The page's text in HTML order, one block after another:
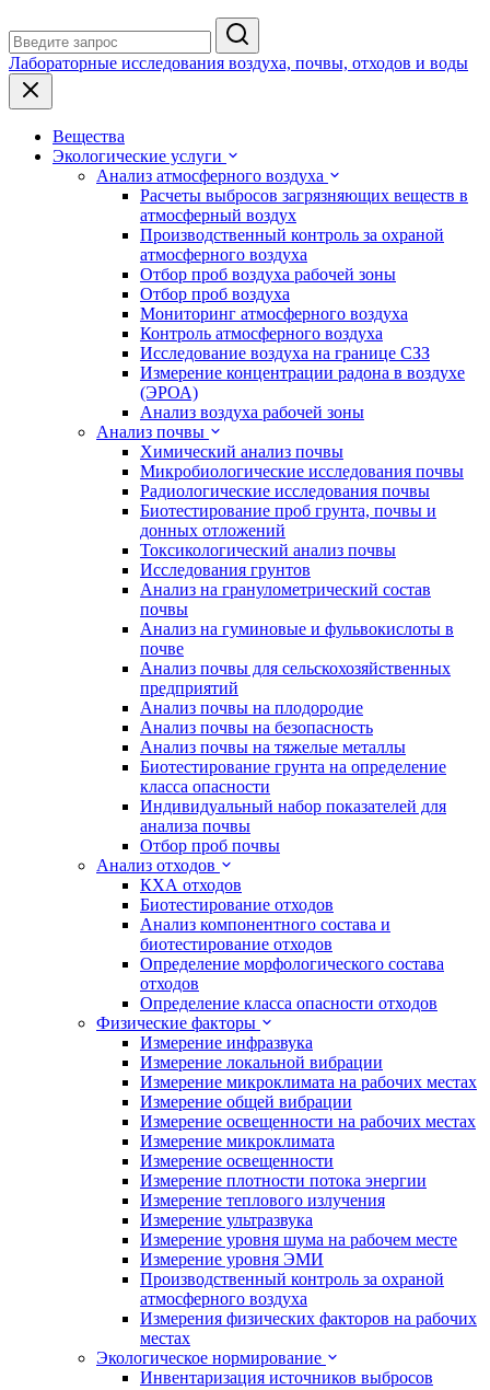
Лабораторные исследования воздуха, почвы, отходов и воды
Вещества
Экологические услуги
Анализ атмосферного воздуха
Расчеты выбросов загрязняющих веществ в
атмосферный воздух
Производственный контроль за охраной
атмосферного воздуха
Отбор проб воздуха рабочей зоны
Отбор проб воздуха
Мониторинг атмосферного воздуха
Контроль атмосферного воздуха
Исследование воздуха на границе СЗЗ
Измерение концентрации радона в воздухе
(ЭРОА)
Анализ воздуха рабочей зоны
Анализ почвы
Химический анализ почвы
Микробиологические исследования почвы
Радиологические исследования почвы
Биотестирование проб грунта, почвы и
донных отложений
Токсикологический анализ почвы
Исследования грунтов
Анализ на гранулометрический состав
почвы
Анализ на гуминовые и фульвокислоты в
почве
Анализ почвы для сельскохозяйственных
предприятий
Анализ почвы на плодородие
Анализ почвы на безопасность
Анализ почвы на тяжелые металлы
Биотестирование грунта на определение
класса опасности
Индивидуальный набор показателей для
анализа почвы
Отбор проб почвы
Анализ отходов
КХА отходов
Биотестирование отходов
Анализ компонентного состава и
биотестирование отходов
Определение морфологического состава
отходов
Определение класса опасности отходов
Физические факторы
Измерение инфразвука
Измерение локальной вибрации
Измерение микроклимата на рабочих местах
Измерение общей вибрации
Измерение освещенности на рабочих местах
Измерение микроклимата
Измерение освещенности
Измерение плотности потока энергии
Измерение теплового излучения
Измерение ультразвука
Измерение уровня шума на рабочем месте
Измерение уровня ЭМИ
Производственный контроль за охраной
атмосферного воздуха
Измерения физических факторов на рабочих
местах
Экологическое нормирование
Инвентаризация источников выбросов